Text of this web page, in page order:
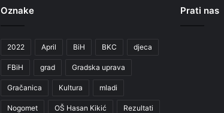
Oznake
2022 April BiH BKC djeca
FBiH grad Gradska uprava
Gračanica Kultura mladi
Nogomet OŠ Hasan Kikić Rezultati
Prati nas